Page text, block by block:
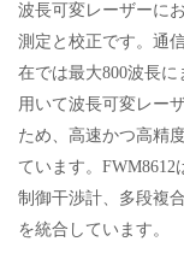
波長可変レーザーに
測定と校正です。通
在では最大800波長
用いて波長可変レー
ため、高速かつ高精
ています。
制御干渉計、多段複
を統合しています。